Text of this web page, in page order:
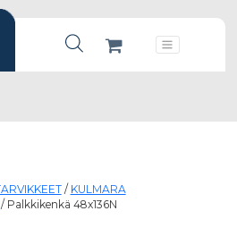
Products search
/ KULMARA
Palkkikenkä 48x136N